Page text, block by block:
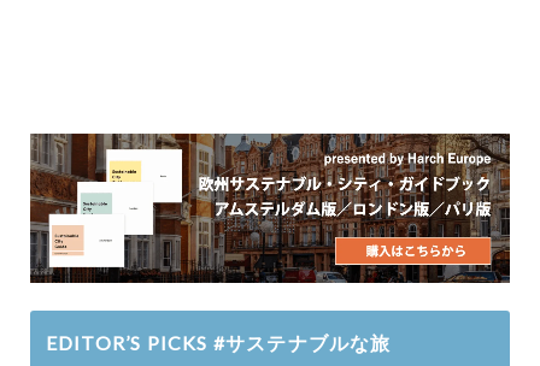
EDITOR’S PICKS #サステナブルな旅